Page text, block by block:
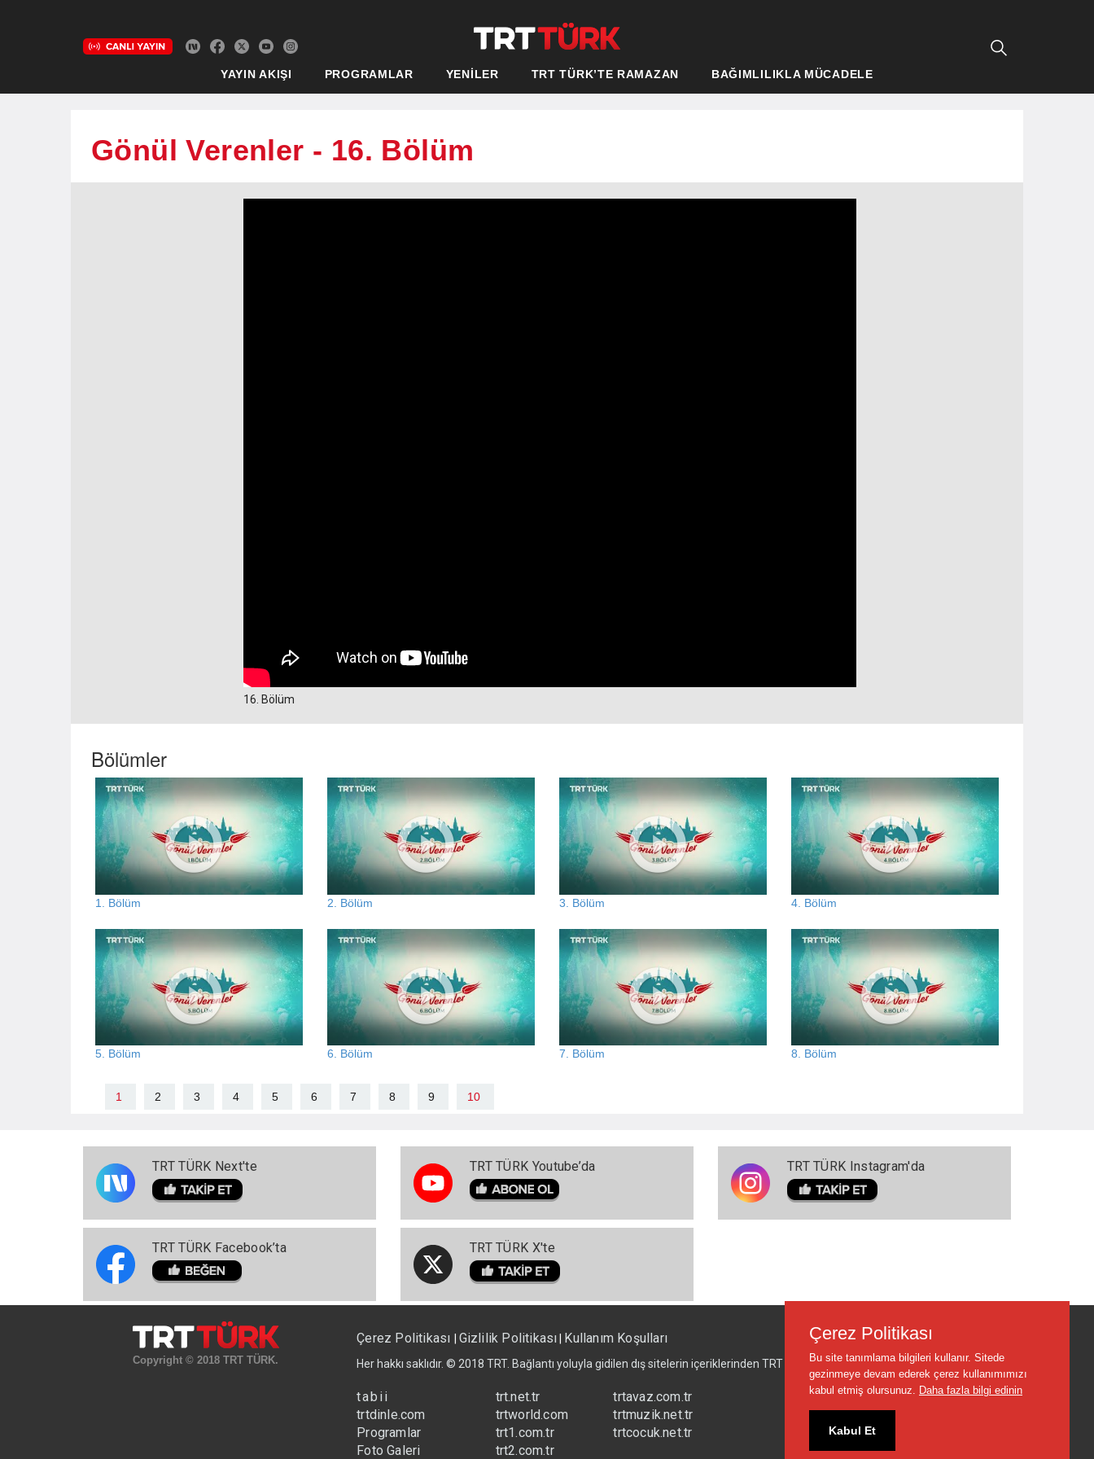
YAYIN AKIŞI PROGRAMLAR YENİLER TRT TÜRK’TE RAMAZAN BAĞIMLILIKLA MÜCADELE
Gönül Verenler - 16. Bölüm
16. Bölüm
Bölümler
1. Bölüm 2. Bölüm 3. Bölüm 4. Bölüm
5. Bölüm 6. Bölüm 7. Bölüm 8. Bölüm
1 2 3 4 5 6 7 8 9 10
TRT TÜRK Next'te
TRT TÜRK Facebook’ta
TRT TÜRK Youtube’da
TRT TÜRK X'te
TRT TÜRK Instagram'da
Copyright © 2018 TRT TÜRK.
Çerez Politikası Gizlilik Politikası Kullanım Koşulları
Her hakkı saklıdır. © 2018 TRT. Bağlantı yoluyla gidilen dış sitelerin içeriklerinden TRT sorumlu değildir.
tabii
trtdinle.com
Programlar
Foto Galeri
trt.net.tr
trtworld.com
trt1.com.tr
trt2.com.tr
trtavaz.com.tr
trtmuzik.net.tr
trtcocuk.net.tr
Çerez Politikası
Bu site tanımlama bilgileri kullanır. Sitede
gezinmeye devam ederek çerez kullanımımızı
kabul etmiş olursunuz. Daha fazla bilgi edinin
Kabul Et